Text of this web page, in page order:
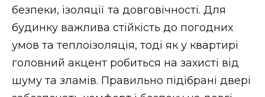
безпеки, ізоляції та довговічності. Для
будинку важлива стійкість до погодних
умов та теплоізоляція, тоді як у квартирі
головний акцент робиться на захисті від
шуму та зламів. Правильно підібрані двері